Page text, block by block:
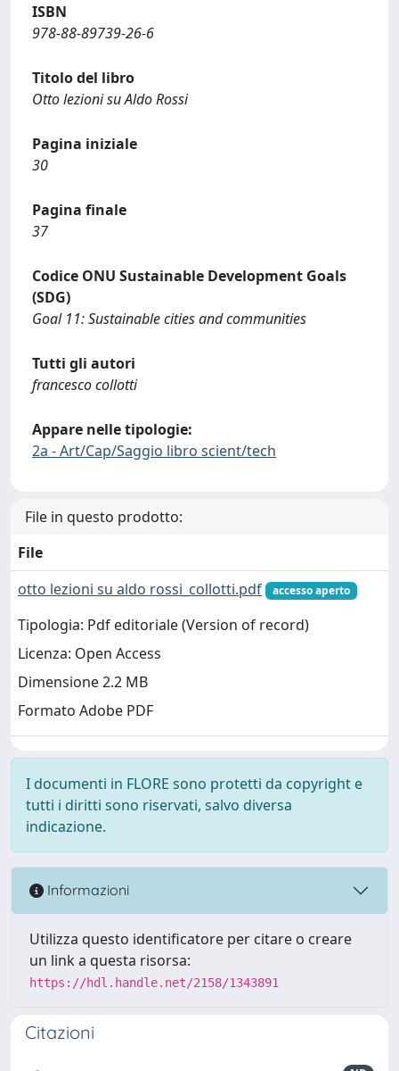
ISBN
978-88-89739-26-6
Titolo del libro
Otto lezioni su Aldo Rossi
Pagina iniziale
30
Pagina finale
37
Codice ONU Sustainable Development Goals
(SDG)
Goal 11: Sustainable cities and communities
Tutti gli autori
francesco collotti
Appare nelle tipologie:
2a - Art/Cap/Saggio libro scient/tech
File in questo prodotto:
File
otto lezioni su aldo rossi_collotti.pdf
accesso aperto
Tipologia: Pdf editoriale (Version of record)
Licenza: Open Access
Dimensione 2.2 MB
Formato Adobe PDF
I documenti in FLORE sono protetti da copyright e
tutti i diritti sono riservati, salvo diversa
indicazione.
Informazioni
Utilizza questo identificatore per citare o creare
un link a questa risorsa:
https://hdl.handle.net/2158/1343891
Citazioni